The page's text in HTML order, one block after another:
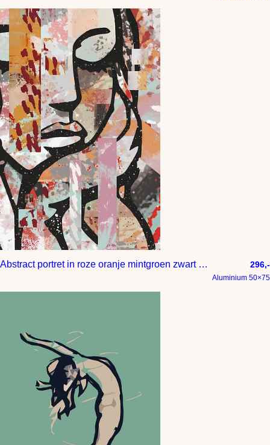
Abstract portret in roze oranje mintgroen zwart en wit 296,-
Aluminium 50×75